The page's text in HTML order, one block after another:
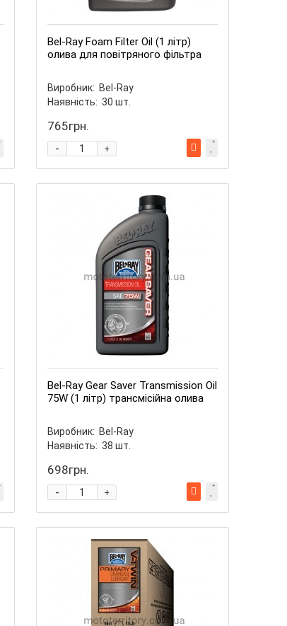
Bel-Ray Foam Filter Oil (1 літр)
олива для повітряного фільтра
Виробник: Bel-Ray
Наявність: 30 шт.
765грн.
+
-
Bel-Ray Gear Saver Transmission Oil
75W (1 літр) трансмісійна олива
Виробник: Bel-Ray
Наявність: 38 шт.
698грн.
+
-